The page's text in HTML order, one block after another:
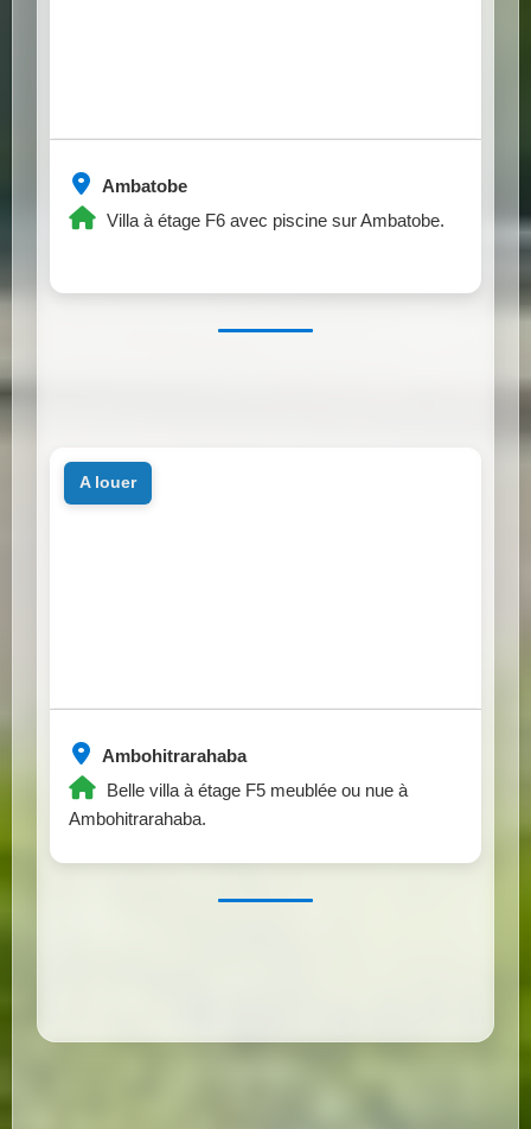
Ambatobe
Villa à étage F6 avec piscine sur Ambatobe.
Ambohitrarahaba
Belle villa à étage F5 meublée ou nue à
Ambohitrarahaba.
a louer